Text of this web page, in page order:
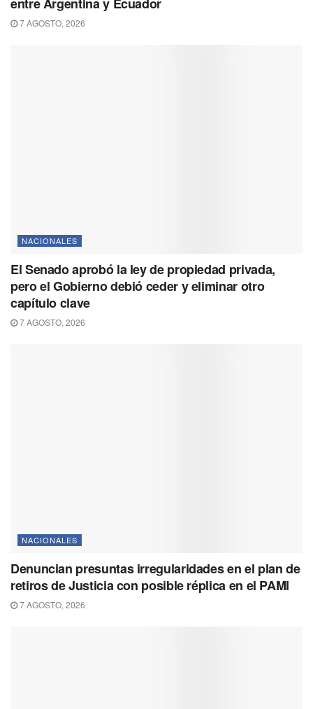
entre Argentina y Ecuador
7 AGOSTO, 2026
NACIONALES
El Senado aprobó la ley de propiedad privada,
pero el Gobierno debió ceder y eliminar otro
capítulo clave
7 AGOSTO, 2026
NACIONALES
Denuncian presuntas irregularidades en el plan de
retiros de Justicia con posible réplica en el PAMI
7 AGOSTO, 2026